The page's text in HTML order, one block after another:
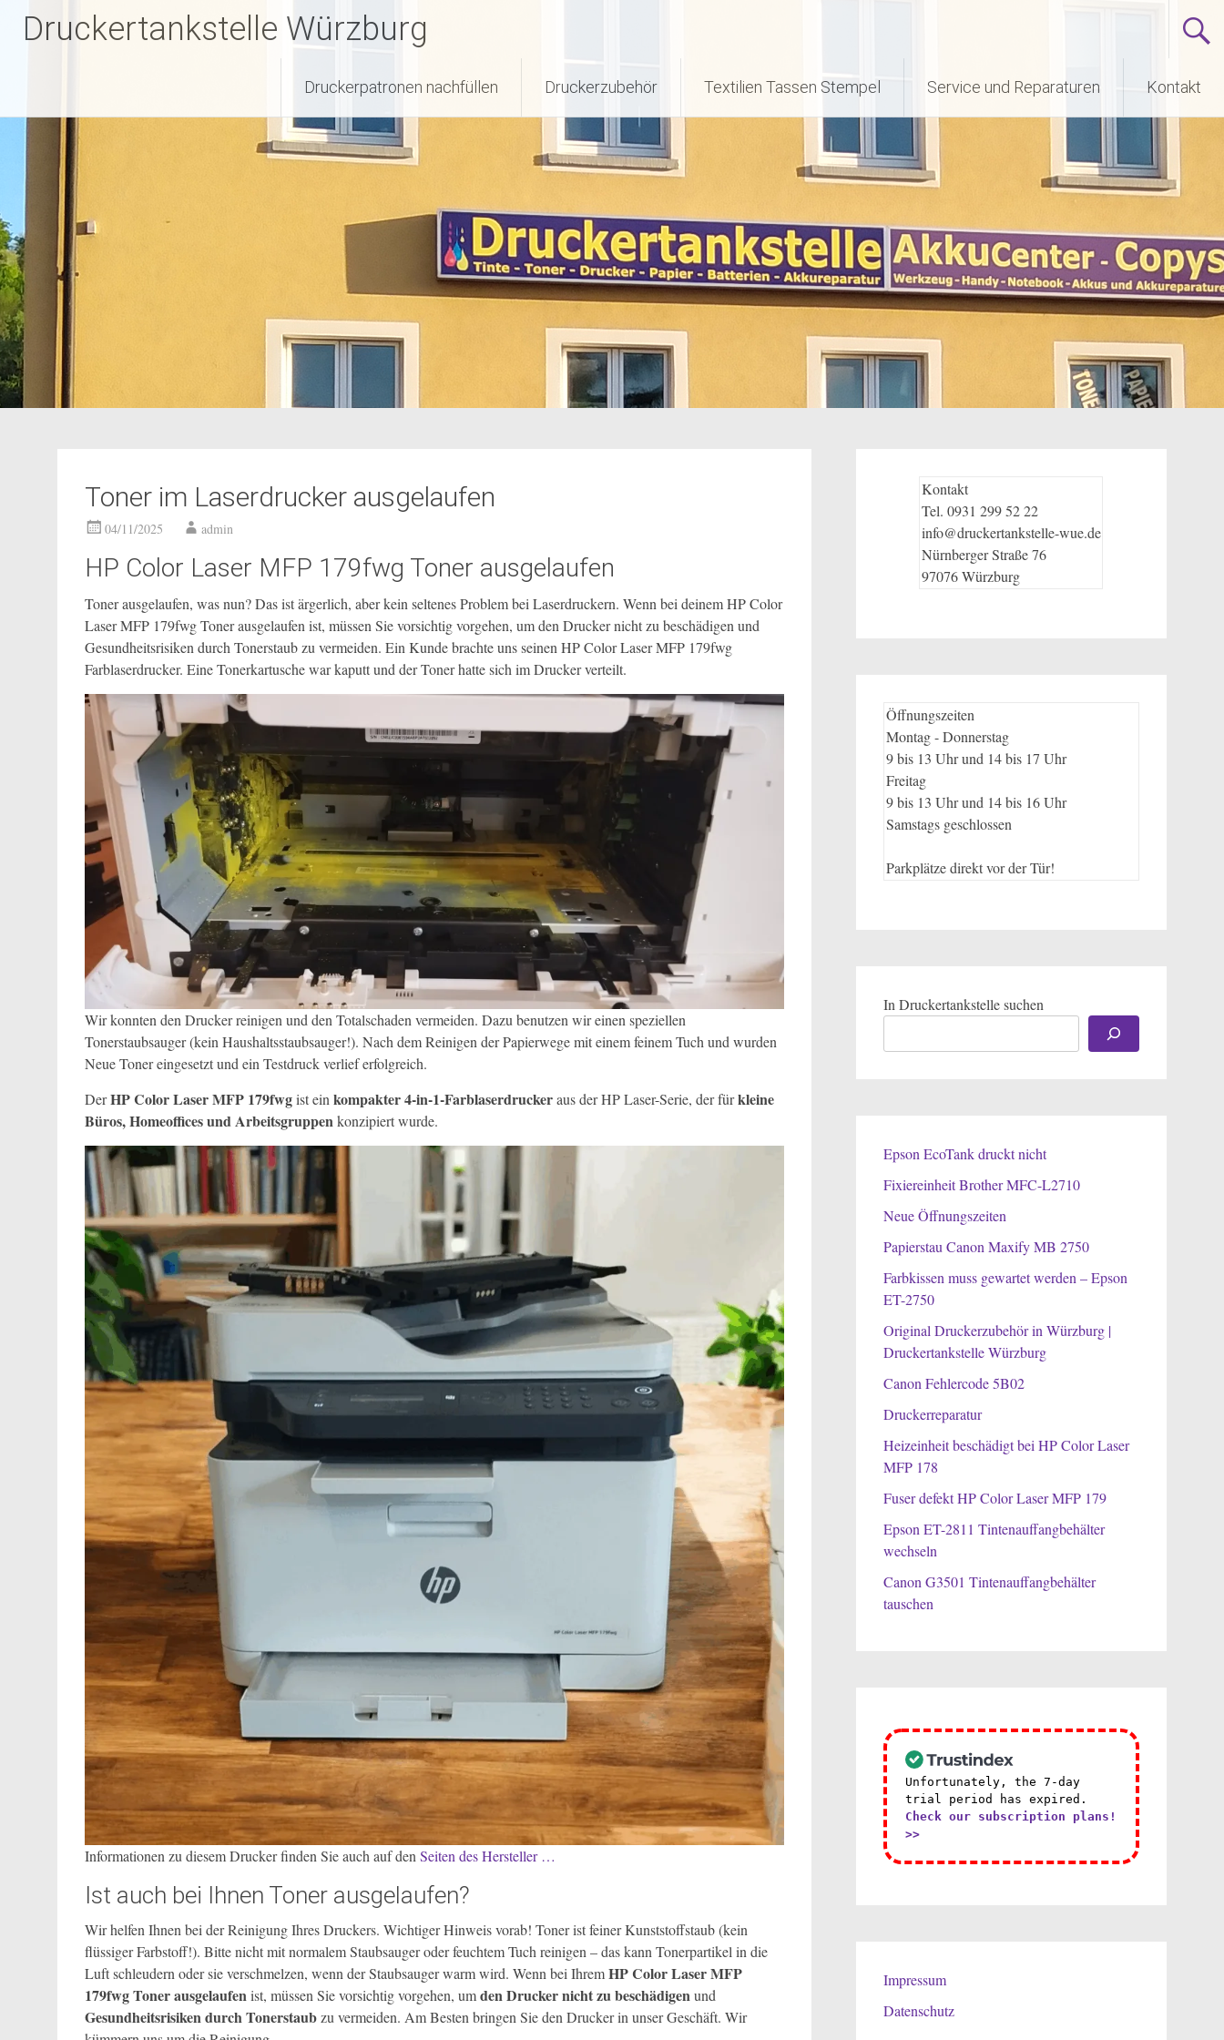
Druckertankstelle Würzburg
Druckerpatronen nachfüllen Druckerzubehör Textilien Tassen Stempel Service und Reparaturen Kontakt
Toner im Laserdrucker ausgelaufen
04/11/2025 admin
HP Color Laser MFP 179fwg Toner ausgelaufen
Toner ausgelaufen, was nun? Das ist ärgerlich, aber kein seltenes Problem bei Laserdruckern. Wenn bei deinem HP Color
Laser MFP 179fwg Toner ausgelaufen ist, müssen Sie vorsichtig vorgehen, um den Drucker nicht zu beschädigen und
Gesundheitsrisiken durch Tonerstaub zu vermeiden. Ein Kunde brachte uns seinen HP Color Laser MFP 179fwg
Farblaserdrucker. Eine Tonerkartusche war kaputt und der Toner hatte sich im Drucker verteilt.
Wir konnten den Drucker reinigen und den Totalschaden vermeiden. Dazu benutzen wir einen speziellen
Tonerstaubsauger (kein Haushaltsstaubsauger!). Nach dem Reinigen der Papierwege mit einem feinem Tuch und wurden
Neue Toner eingesetzt und ein Testdruck verlief erfolgreich.
DerHP Color Laser MFP 179fwgist ein kompakter 4-in-1-Farblaserdruckeraus der HP Laser-Serie, der fürkleine
Büros, Homeoffices und Arbeitsgruppenkonzipiert wurde.
Informationen zu diesem Drucker finden Sie auch auf den Seiten des Hersteller …
Ist auch bei Ihnen Toner ausgelaufen?
Wir helfen Ihnen bei der Reinigung Ihres Druckers. Wichtiger Hinweis vorab! Toner ist feiner Kunststoffstaub (kein
flüssiger Farbstoff!). Bitte nicht mit normalem Staubsauger oder feuchtem Tuch reinigen – das kann Tonerpartikel in die
Luft schleudern oder sie verschmelzen, wenn der Staubsauger warm wird. Wenn bei IhremHP Color Laser MFP
179fwgToner ausgelaufenist, müssen Sie vorsichtig vorgehen, umden Drucker nicht zu beschädigenund
Gesundheitsrisiken durch Tonerstaubzu vermeiden. Am Besten bringen Sie den Drucker in unser Geschäft. Wir
Kontakt
Tel. 0931 299 52 22
info@druckertankstelle-wue.de
Nürnberger Straße 76
97076 Würzburg
Öffnungszeiten
Montag - Donnerstag
9 bis 13 Uhr und 14 bis 17 Uhr
Freitag
9 bis 13 Uhr und 14 bis 16 Uhr
Samstags geschlossen
Parkplätze direkt vor der Tür!
In Druckertankstelle suchen
Epson EcoTank druckt nicht
Fixiereinheit Brother MFC-L2710
Neue Öffnungszeiten
Papierstau Canon Maxify MB 2750
Farbkissen muss gewartet werden – Epson
ET-2750
Original Druckerzubehör in Würzburg |
Druckertankstelle Würzburg
Canon Fehlercode 5B02
Druckerreparatur
Heizeinheit beschädigt bei HP Color Laser
MFP 178
Fuser defekt HP Color Laser MFP 179
Epson ET-2811 Tintenauffangbehälter
wechseln
Canon G3501 Tintenauffangbehälter
tauschen
Unfortunately, the 7-day
trial period has expired.
Check our subscription plans!
>>
Impressum
Datenschutz